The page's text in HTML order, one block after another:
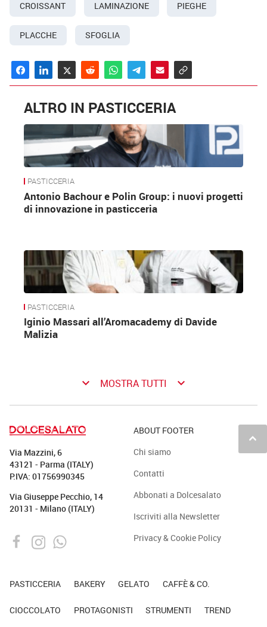
CROISSANT LAMINAZIONE PIEGHE
PLACCHE SFOGLIA
ALTRO IN PASTICCERIA
PASTICCERIA
Antonio Bachour e Polin Group: i nuovi progetti
di innovazione in pasticceria
PASTICCERIA
Iginio Massari all’Aromacademy di Davide
Malizia
keyboard_arrow_down MOSTRA TUTTI keyboard_arrow_down
keyboard_arrow_up
Via Mazzini, 6
43121 - Parma (ITALY)
P.IVA: 01756990345
Via Giuseppe Pecchio, 14
20131 - Milano (ITALY)
ABOUT FOOTER
Chi siamo
Contatti
Abbonati a Dolcesalato
Iscriviti alla Newsletter
Privacy & Cookie Policy
PASTICCERIA BAKERY GELATO CAFFÈ & CO.
CIOCCOLATO PROTAGONISTI STRUMENTI TREND